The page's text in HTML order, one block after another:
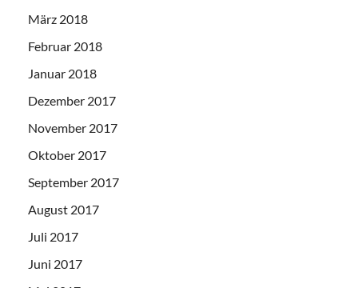
März 2018
Februar 2018
Januar 2018
Dezember 2017
November 2017
Oktober 2017
September 2017
August 2017
Juli 2017
Juni 2017